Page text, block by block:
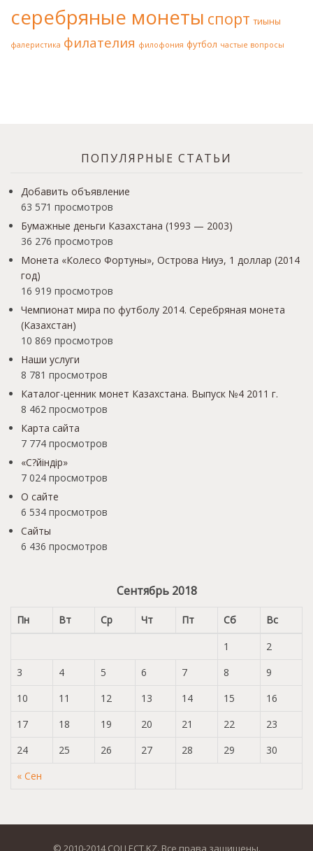
серебряные монеты спорт тиыны
фалеристика филателия филофония футбол частые вопросы
ПОПУЛЯРНЫЕ СТАТЬИ
Добавить объявление
63 571 просмотров
Бумажные деньги Казахстана (1993 — 2003)
36 276 просмотров
Монета «Колесо Фортуны», Острова Ниуэ, 1 доллар (2014
год)
16 919 просмотров
Чемпионат мира по футболу 2014. Серебряная монета
(Казахстан)
10 869 просмотров
Наши услуги
8 781 просмотров
Каталог-ценник монет Казахстана. Выпуск №4 2011 г.
8 462 просмотров
Карта сайта
7 774 просмотров
«С?йіндір»
7 024 просмотров
О сайте
6 534 просмотров
Сайты
6 436 просмотров
Сентябрь 2018
Пн Вт Ср Чт Пт Сб Вс
« Сен
1
2
3
4 5 6 7 8
9
10
11 12 13 14 15
16
17
18 19 20 21 22
23
24
25 26 27 28 29 30